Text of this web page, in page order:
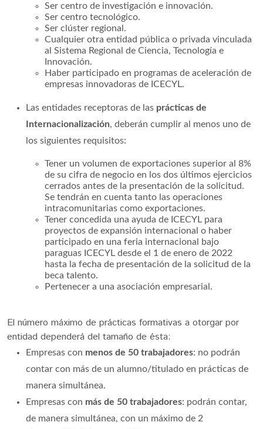
Ser centro de investigación e innovación.
Ser centro tecnológico.
Ser clúster regional.
Cualquier otra entidad pública o privada vinculada
al Sistema Regional de Ciencia, Tecnología e
Innovación.
Haber participado en programas de aceleración de
empresas innovadoras de ICECYL.
Las entidades receptoras de las prácticas de
Internacionalización, deberán cumplir al menos uno de
los siguientes requisitos:
Tener un volumen de exportaciones superior al 8%
de su cifra de negocio en los dos últimos ejercicios
cerrados antes de la presentación de la solicitud.
Se tendrán en cuenta tanto las operaciones
intracomunitarias como exportaciones.
Tener concedida una ayuda de ICECYL para
proyectos de expansión internacional o haber
participado en una feria internacional bajo
paraguas ICECYL desde el 1 de enero de 2022
hasta la fecha de presentación de la solicitud de la
beca talento.
Pertenecer a una asociación empresarial.
El número máximo de prácticas formativas a otorgar por
entidad dependerá del tamaño de ésta:
Empresas con menos de 50 trabajadores: no podrán
contar con más de un alumno/titulado en prácticas de
manera simultánea.
Empresas con más de 50 trabajadores: podrán contar,
de manera simultánea, con un máximo de 2